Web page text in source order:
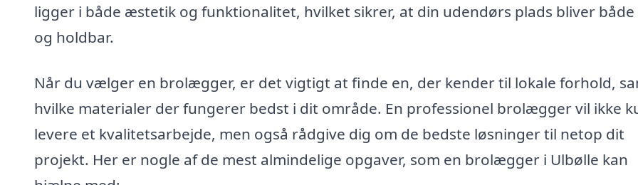
ligger i både æstetik og funktionalitet, hvilket sikrer, at din udendørs plads bliver både
og holdbar.
Når du vælger en brolægger, er det vigtigt at finde en, der kender til lokale forhold,
hvilke materialer der fungerer bedst i dit område. En professionel brolægger vil ikke
levere et kvalitetsarbejde, men også rådgive dig om de bedste løsninger til netop dit
projekt. Her er nogle af de mest almindelige opgaver, som en brolægger i Ulbølle kan